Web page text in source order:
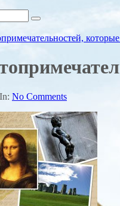
In: No Comments